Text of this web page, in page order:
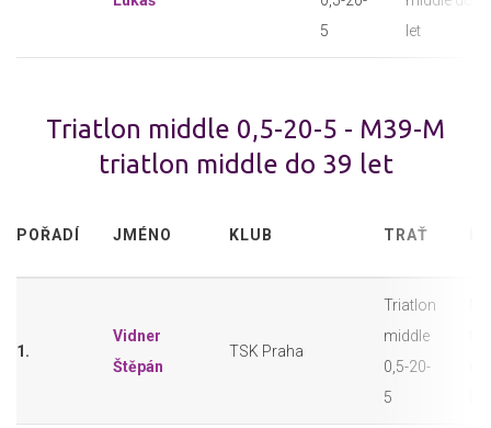
5
let
Triatlon middle 0,5-20-5 - M39-M
triatlon middle do 39 let
POŘADÍ JMÉNO KLUB TRAŤ
1.
Vidner
Štěpán
TSK Praha
Triatlon
middle
0,5-20-
5